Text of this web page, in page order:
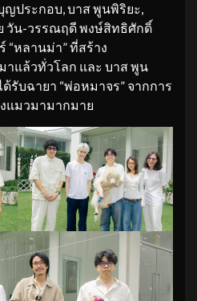
ประกอบ, บาส พูนพิริยะ,
วัน-วรรณฤดี พงษ์สิทธิศักดิ์
“หลานม่า” ที่สร้าง
แล้วทั่วโลก และ บาส พูน
รับฉายา “พ่อหมาจร” จากการ
แมวมามากมาย